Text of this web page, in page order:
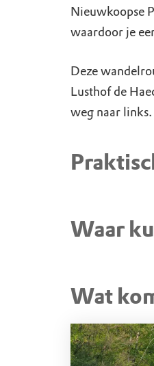
Nieuwkoopse
waardoor je
Deze
Lusthof de
weg naar
Waar
Wat